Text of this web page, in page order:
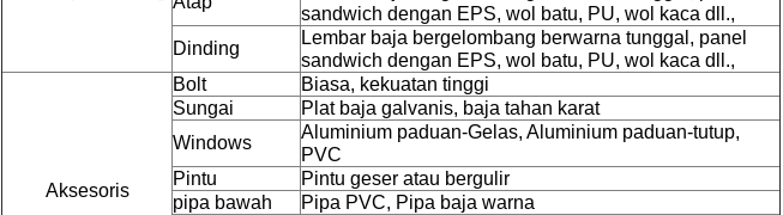
sandwich dengan EPS, wol batu, PU, wol kaca dll.,
Dinding
Lembar baja bergelombang berwarna tunggal, panel
sandwich dengan EPS, wol batu, PU, wol kaca dll.,
Aksesoris
Bolt
Biasa, kekuatan tinggi
Sungai
Plat baja galvanis, baja tahan karat
Windows
Aluminium paduan-Gelas, Aluminium paduan-tutup,
PVC
Pintu
Pintu geser atau bergulir
pipa bawah
Pipa PVC, Pipa baja warna